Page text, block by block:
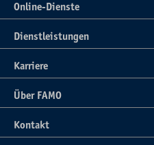
Online-Dienste
Dienstleistungen
Karriere
Über FAMO
Kontakt